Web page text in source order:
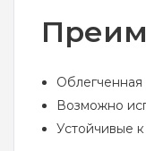
Облегченная
Возможно
Устойчивые